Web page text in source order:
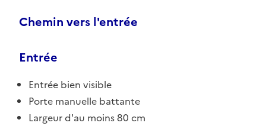
Chemin vers l'entrée
Entrée
Entrée bien visible
Porte manuelle battante
Largeur d'au moins 80 cm